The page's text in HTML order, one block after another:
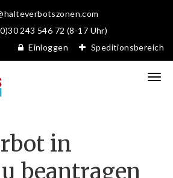
243 546 72 (8-17 Uhr)
Einloggen
Speditionsbereich
in
beantragen